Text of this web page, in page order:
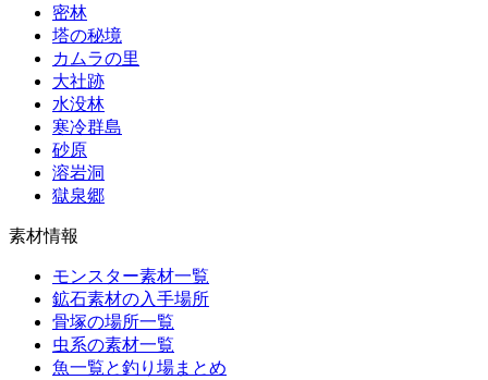
密林
塔の秘境
カムラの里
大社跡
水没林
寒冷群島
砂原
溶岩洞
獄泉郷
素材情報
モンスター素材一覧
鉱石素材の入手場所
骨塚の場所一覧
虫系の素材一覧
魚一覧と釣り場まとめ